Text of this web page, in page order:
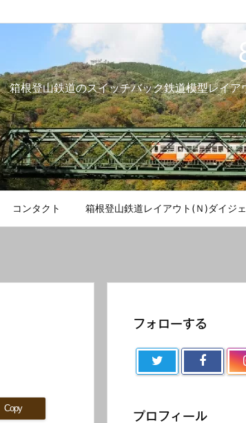
箱根登山鉄道のスイッチバック鉄道模型レイ
コンタクト 箱根登山鉄道レイアウト(Ｎ)ダイジ
Copy
フォローする
プロフィール